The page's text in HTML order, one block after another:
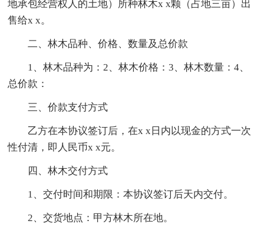
地承包经营权人的土地）所种林木x x颗（占地三亩）出
售给x x。
二、林木品种、价格、数量及总价款
1、林木品种为：2、林木价格：3、林木数量：4、
总价款：
三、价款支付方式
乙方在本协议签订后，在x x日内以现金的方式一次
性付清，即人民币x x元。
四、林木交付方式
1、交付时间和期限：本协议签订后天内交付。
2、交货地点：甲方林木所在地。